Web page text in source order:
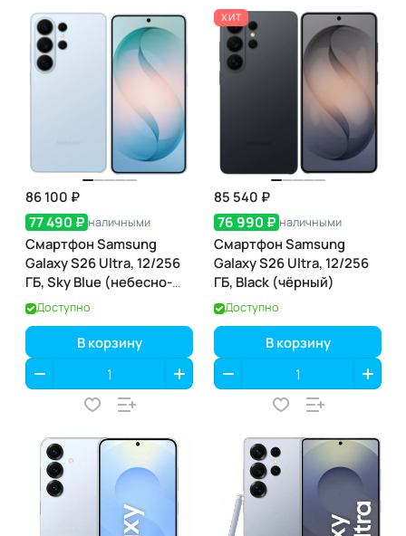
86 100 ₽
77 490 ₽ наличными
Смартфон Samsung
Galaxy S26 Ultra, 12/256
ГБ, Sky Blue (небесно-
голубой)
Доступно
В корзину
ХИТ
85 540 ₽
76 990 ₽ наличными
Смартфон Samsung
Galaxy S26 Ultra, 12/256
ГБ, Black (чёрный)
Доступно
В корзину